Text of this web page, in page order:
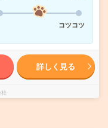
コツコツ
詳しく見る